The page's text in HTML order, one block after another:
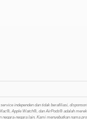
independen dan tidak berafiliasi,
Apple Watch®, dan AirPods® adalah merek
negara-negara lain. Kami menyebutkan nama